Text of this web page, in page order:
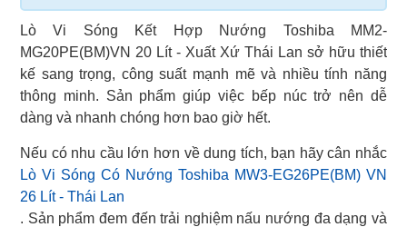
Lò Vi Sóng Kết Hợp Nướng Toshiba MM2-
MG20PE(BM)VN 20 Lít - Xuất Xứ Thái Lan sở hữu thiết
kế sang trọng, công suất mạnh mẽ và nhiều tính năng
thông minh. Sản phẩm giúp việc bếp núc trở nên dễ
dàng và nhanh chóng hơn bao giờ hết.
Lò Vi Sóng Có Nướng Toshiba MW3-EG26PE(BM) VN
26 Lít - Thái Lan
. Sản phẩm đem đến trải nghiệm nấu nướng đa dạng và